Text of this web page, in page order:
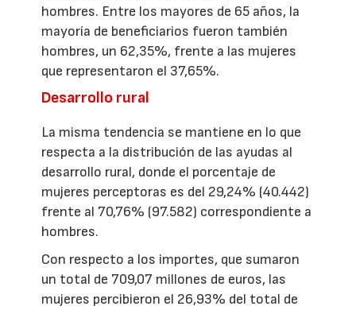
hombres. Entre los mayores de 65 años, la
mayoría de beneficiarios fueron también
hombres, un 62,35%, frente a las mujeres
que representaron el 37,65%.
Desarrollo rural
La misma tendencia se mantiene en lo que
respecta a la distribución de las ayudas al
desarrollo rural, donde el porcentaje de
mujeres perceptoras es del 29,24% (40.442)
frente al 70,76% (97.582) correspondiente a
hombres.
Con respecto a los importes, que sumaron
un total de 709,07 millones de euros, las
mujeres percibieron el 26,93% del total de